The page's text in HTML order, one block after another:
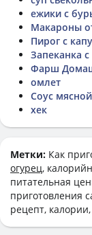
ежики с
Макароны
Пирог с
Запеканка
Фарш
омлет
Соус
хек
Метки: Как
огурец,
питательная
приготовления
рецепт,